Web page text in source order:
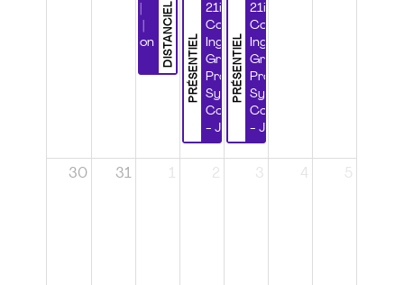
DISTANCIEL
Certification
PRÉSENTIEL
21ième
Congrès
Ingénierie
Grands
Projets et
Systèmes
Complexes
- Jour 1
PRÉSENTIEL
21ième
Congrès
Ingénierie
Grands
Projets et
Systèmes
Complexes
- Jour 2
30 31 1 2 3 4 5